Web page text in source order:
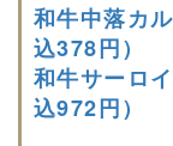
和牛中落
込378円）
和牛サーロ
込972円）